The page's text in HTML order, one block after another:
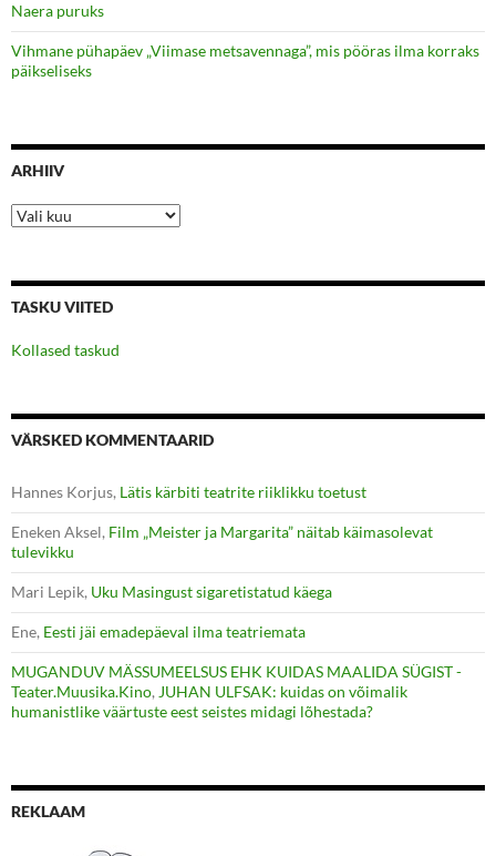
Naera puruks
Vihmane pühapäev „Viimase metsavennaga”, mis pööras ilma korraks
päikseliseks
ARHIIV
Arhiiv
TASKU VIITED
Kollased taskud
VÄRSKED KOMMENTAARID
Hannes Korjus, Lätis kärbiti teatrite riiklikku toetust
Eneken Aksel, Film „Meister ja Margarita” näitab käimasolevat
tulevikku
Mari Lepik, Uku Masingust sigaretistatud käega
Ene, Eesti jäi emadepäeval ilma teatriemata
MUGANDUV MÄSSUMEELSUS EHK KUIDAS MAALIDA SÜGIST -
Teater.Muusika.Kino,JUHAN ULFSAK: kuidas on võimalik
humanistlike väärtuste eest seistes midagi lõhestada?
REKLAAM